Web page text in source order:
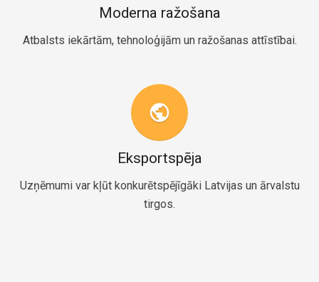
Moderna ražošana
Atbalsts iekārtām, tehnoloģijām un ražošanas attīstībai.
public
Eksportspēja
Uzņēmumi var kļūt konkurētspējīgāki Latvijas un ārvalstu
tirgos.